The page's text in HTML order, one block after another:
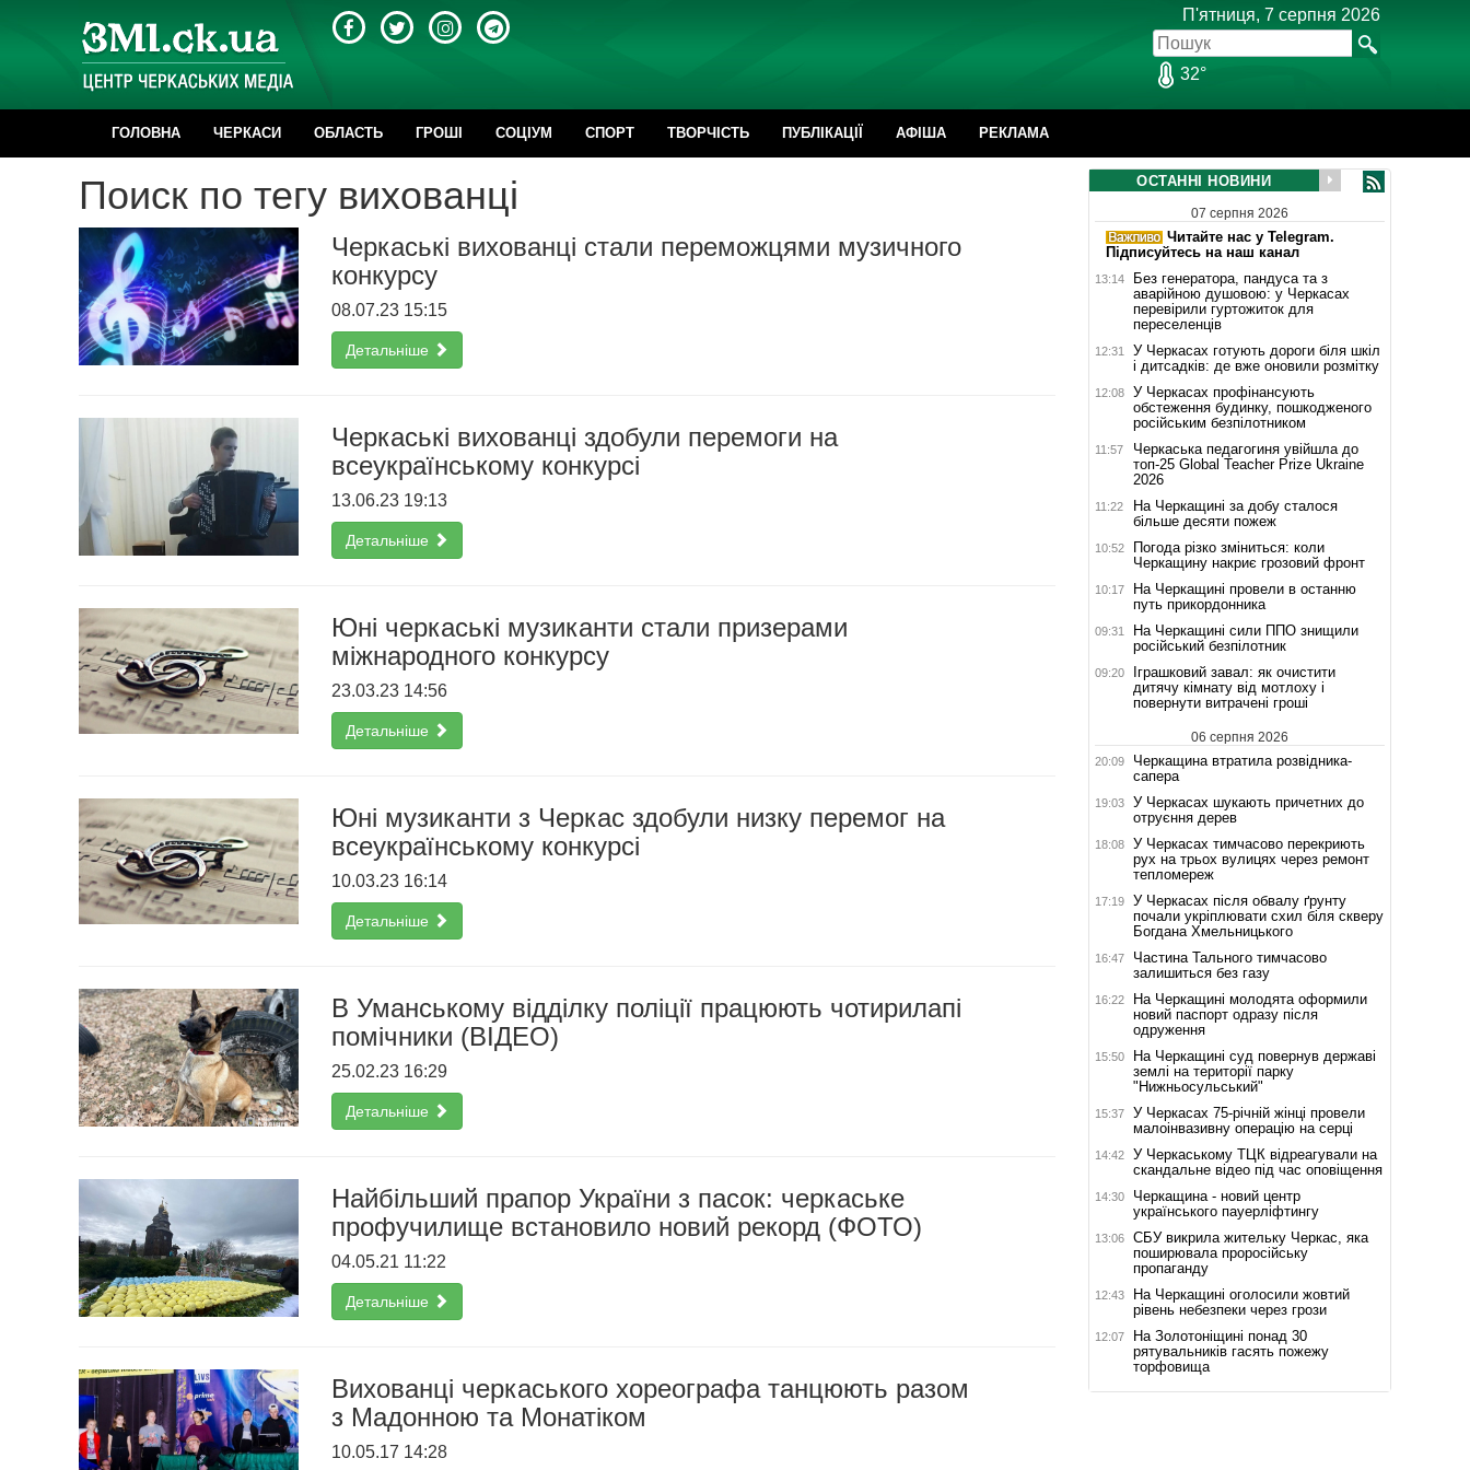
П'ятниця, 7 серпня 2026
32°
ГОЛОВНА ЧЕРКАСИ ОБЛАСТЬ ГРОШІ CОЦІУМ СПОРТ ТВОРЧІСТЬ ПУБЛІКАЦІЇ АФІША РЕКЛАМА
Поиск по тегу вихованці
Черкаські вихованці стали переможцями музичного
конкурсу
08.07.23 15:15
Детальніше
Черкаські вихованці здобули перемоги на
всеукраїнському конкурсі
13.06.23 19:13
Детальніше
Юні черкаські музиканти стали призерами
міжнародного конкурсу
23.03.23 14:56
Детальніше
Юні музиканти з Черкас здобули низку перемог на
всеукраїнському конкурсі
10.03.23 16:14
Детальніше
В Уманському відділку поліції працюють чотирилапі
помічники (ВІДЕО)
25.02.23 16:29
Детальніше
Найбільший прапор України з пасок: черкаське
профучилище встановило новий рекорд (ФОТО)
04.05.21 11:22
Детальніше
Вихованці черкаського хореографа танцюють разом
з Мадонною та Монатіком
10.05.17 14:28
ОСТАННІ НОВИНИ
07 серпня 2026
Читайте нас у Telegram.
Підписуйтесь на наш канал
13:14
Без генератора, пандуса та з
аварійною душовою: у Черкасах
перевірили гуртожиток для
переселенців
12:31
У Черкасах готують дороги біля шкіл
і дитсадків: де вже оновили розмітку
12:08
У Черкасах профінансують
обстеження будинку, пошкодженого
російським безпілотником
11:57
Черкаська педагогиня увійшла до
топ-25 Global Teacher Prize Ukraine
2026
11:22
На Черкащині за добу сталося
більше десяти пожеж
10:52
Погода різко зміниться: коли
Черкащину накриє грозовий фронт
10:17
На Черкащині провели в останню
путь прикордонника
09:31
На Черкащині сили ППО знищили
російський безпілотник
09:20
Іграшковий завал: як очистити
дитячу кімнату від мотлоху і
повернути витрачені гроші
06 серпня 2026
20:09
Черкащина втратила розвідника-
сапера
19:03
У Черкасах шукають причетних до
отруєння дерев
18:08
У Черкасах тимчасово перекриють
рух на трьох вулицях через ремонт
тепломереж
17:19
У Черкасах після обвалу ґрунту
почали укріплювати схил біля скверу
Богдана Хмельницького
16:47
Частина Тального тимчасово
залишиться без газу
16:22
На Черкащині молодята оформили
новий паспорт одразу після
одруження
15:50
На Черкащині суд повернув державі
землі на території парку
"Нижньосульський"
15:37
У Черкасах 75-річній жінці провели
малоінвазивну операцію на серці
14:42
У Черкаському ТЦК відреагували на
скандальне відео під час оповіщення
14:30
Черкащина - новий центр
українського пауерліфтингу
13:06
СБУ викрила жительку Черкас, яка
поширювала проросійську
пропаганду
12:43
На Черкащині оголосили жовтий
рівень небезпеки через грози
12:07
На Золотоніщині понад 30
рятувальників гасять пожежу
торфовища